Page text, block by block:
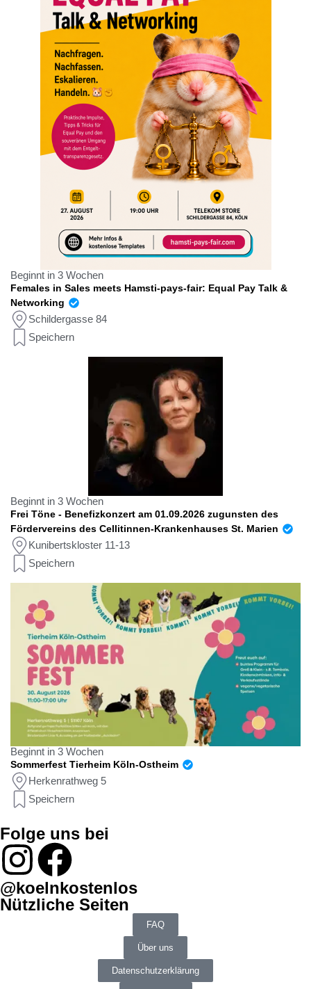
Beginnt in 3 Wochen
Females in Sales meets Hamsti-pays-fair: Equal Pay Talk &
Networking
Schildergasse 84
Speichern
Beginnt in 3 Wochen
Frei Töne - Benefizkonzert am 01.09.2026 zugunsten des
Fördervereins des Cellitinnen-Krankenhauses St. Marien
Kunibertskloster 11-13
Speichern
Beginnt in 3 Wochen
Sommerfest Tierheim Köln-Ostheim
Herkenrathweg 5
Speichern
Folge uns bei
@koelnkostenlos
Nützliche Seiten
FAQ
Über uns
Datenschutzerklärung